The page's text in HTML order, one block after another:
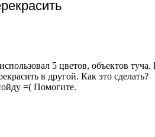
5 цветов, объектов
в другой. Как это сделать?
=( Помогите.